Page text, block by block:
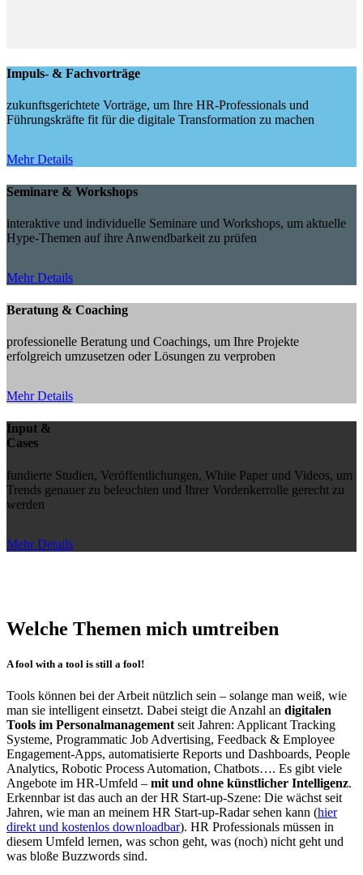
Impuls- & Fachvorträge
zukunftsgerichtete Vorträge, um Ihre HR-Professionals und
Führungskräfte fit für die digitale Transformation zu machen
Mehr Details
Seminare & Workshops
interaktive und individuelle Seminare und Workshops, um aktuelle
Hype-Themen auf ihre Anwendbarkeit zu prüfen
Mehr Details
Beratung & Coaching
professionelle Beratung und Coachings, um Ihre Projekte
erfolgreich umzusetzen oder Lösungen zu verproben
Mehr Details
Input &
Cases
fundierte Studien, Veröffentlichungen, White Paper und Videos, um
Trends genauer zu beleuchten und Ihrer Vordenkerrolle gerecht zu
werden
Mehr Details
Welche Themen mich umtreiben
A fool with a tool is still a fool!
Tools können bei der Arbeit nützlich sein – solange man weiß, wie
man sie intelligent einsetzt. Dabei steigt die Anzahl an digitalen
Tools im Personalmanagement seit Jahren: Applicant Tracking
Systeme, Programmatic Job Advertising, Feedback & Employee
Engagement-Apps, automatisierte Reports und Dashboards, People
Analytics, Robotic Process Automation, Chatbots…. Es gibt viele
Angebote im HR-Umfeld – mit und ohne künstlicher Intelligenz.
Erkennbar ist das auch an der HR Start-up-Szene: Die wächst seit
Jahren, wie man an meinem HR Start-up-Radar sehen kann (hier
direkt und kostenlos downloadbar). HR Professionals müssen in
diesem Umfeld lernen, was schon geht, was (noch) nicht geht und
was bloße Buzzwords sind.